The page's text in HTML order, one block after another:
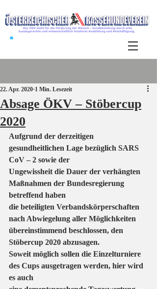
Absage ÖKV – Stöbercup
2020
22. Apr. 2020 1 Min. Lesezeit
Aufgrund der derzeitigen
gesundheitlichen Lage bezüglich SARS
CoV – 2 sowie der
Ungewissheit die Dauer der verhängten
Maßnahmen der Bundesregierung
betreffend haben
die beteiligten Verbandskörperschaften
nach Abwiegelung aller Möglichkeiten
übereinstimmend beschlossen, den
Stöbercup 2020 abzusagen.
Soweit möglich sollen die Einzelturniere
des Cups ausgetragen werden, hier wird
es auch